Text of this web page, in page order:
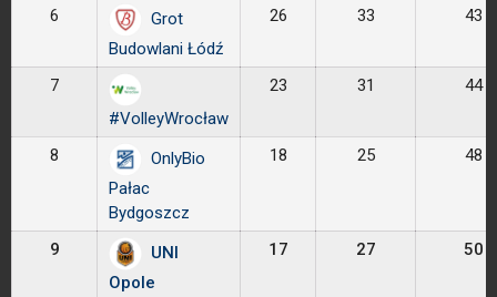
6
Grot
Budowlani Łódź
26 33 43
7
#VolleyWrocław
23 31 44
8
OnlyBio
Pałac
Bydgoszcz
18 25 48
9
UNI
Opole
17 27 50